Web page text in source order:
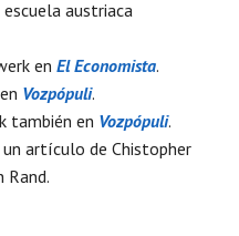
austriaca
en El Economista.
Vozpópuli.
también en Vozpópuli.
artículo de Chistopher
Rand.